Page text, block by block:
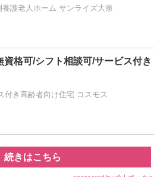
護老人ホーム サンライズ大泉
資格可/シフト相談可/サービス付き
付き高齢者向け住宅 コスモス
続きはこちら